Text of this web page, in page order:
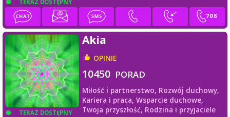
TERAZ DOSTĘPNY
TERAZ DOSTĘPNY
Akia
OPINIE
10450 PORAD
Miłość i partnerstwo, Rozwój duchowy,
Kariera i praca, Wsparcie duchowe,
Twoja przyszłość, Rodzina i przyjaciele